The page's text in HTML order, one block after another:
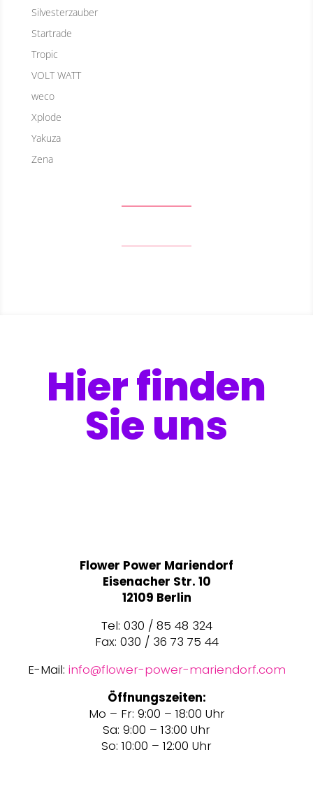
Silvesterzauber
Startrade
Tropic
VOLT WATT
weco
Xplode
Yakuza
Zena
Hier finden
Sie uns
Flower Power Mariendorf
Eisenacher Str. 10
12109 Berlin
Tel: 030 / 85 48 324
Fax: 030 / 36 73 75 44
E-Mail: info@flower-power-mariendorf.com
Öffnungszeiten:
Mo – Fr: 9:00 – 18:00 Uhr
Sa: 9:00 – 13:00 Uhr
So: 10:00 – 12:00 Uhr